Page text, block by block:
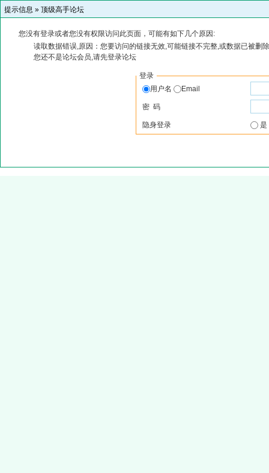
提示信息 » 顶级高手论坛
您没有登录或者您没有权限访问此页面，可能有如下几个原因:
读取数据错误,原因：您要访问的链接无效,可能链接不完整,或数据已被删
您还不是论坛会员,请先登录论坛
登录
用户名
Email
密 码
隐身登录